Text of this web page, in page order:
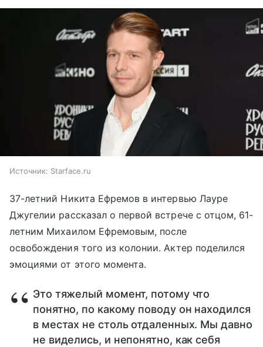
Источник: Starface.ru
37-летний Никита Ефремов в интервью Лауре
Джугелии рассказал о первой встрече с отцом, 61-
летним Михаилом Ефремовым, после
освобождения того из колонии. Актер поделился
эмоциями от этого момента.
Это тяжелый момент, потому что
понятно, по какому поводу он находился
в местах не столь отдаленных. Мы давно
не виделись, и непонятно, как себя